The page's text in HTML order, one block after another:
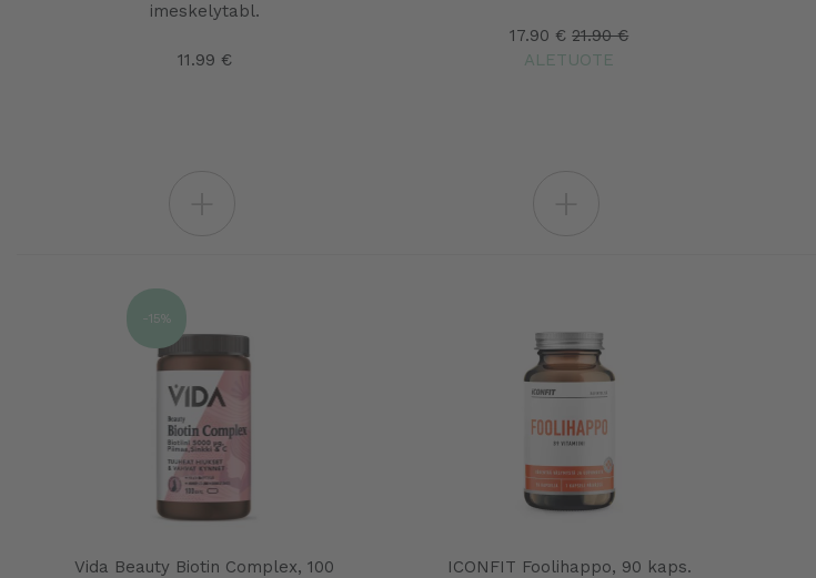
imeskelytabl.
11.99 €
17.90 € 21.90 €
ALETUOTE
Vida Beauty Biotin Complex, 100
-15%
ICONFIT Foolihappo, 90 kaps.